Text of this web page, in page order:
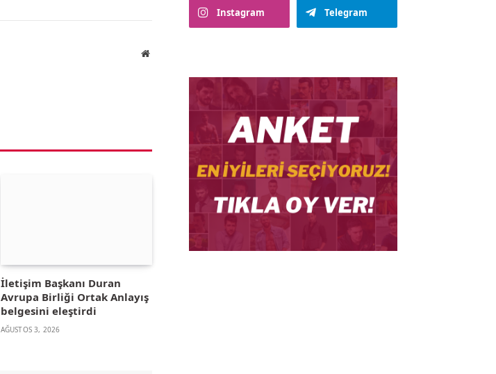
Website
İletişim Başkanı Duran
Avrupa Birliği Ortak Anlayış
belgesini eleştirdi
AĞUSTOS 3, 2026
Instagram Telegram